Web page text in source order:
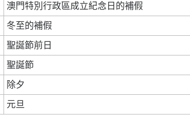
澳門特別行政區成立紀念日的補假
冬至的補假
聖誕節前日
聖誕節
除夕
元旦